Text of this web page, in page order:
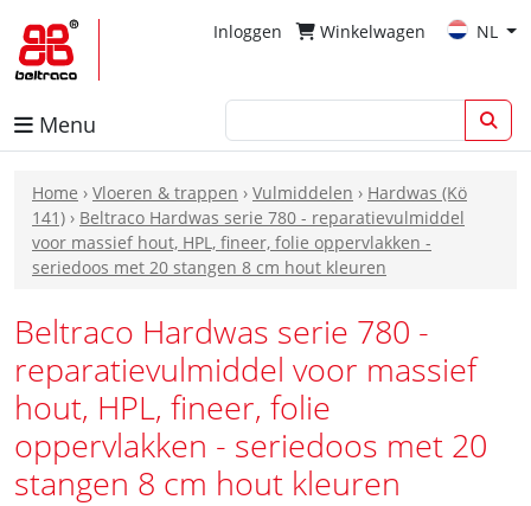
Inloggen Winkelwagen NL
Menu
Home › Vloeren & trappen › Vulmiddelen › Hardwas (Kö
141) › Beltraco Hardwas serie 780 - reparatievulmiddel
voor massief hout, HPL, fineer, folie oppervlakken -
seriedoos met 20 stangen 8 cm hout kleuren
Beltraco Hardwas serie 780 -
reparatievulmiddel voor massief
hout, HPL, fineer, folie
oppervlakken - seriedoos met 20
stangen 8 cm hout kleuren